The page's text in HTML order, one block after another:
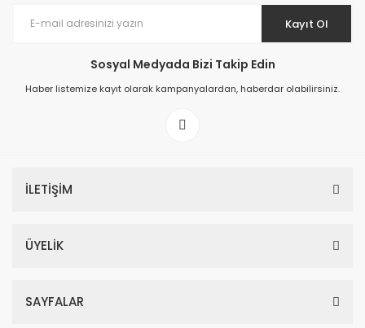
Kayıt Ol
Sosyal Medyada Bizi Takip Edin
Haber listemize kayıt olarak kampanyalardan, haberdar olabilirsiniz.
İLETİŞİM
ÜYELİK
SAYFALAR